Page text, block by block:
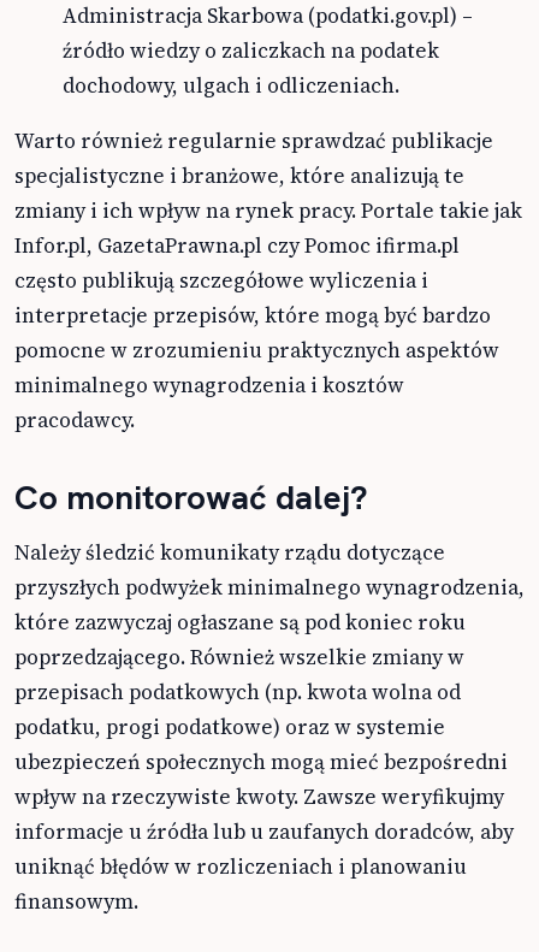
Administracja Skarbowa (podatki.gov.pl) –
źródło wiedzy o zaliczkach na podatek
dochodowy, ulgach i odliczeniach.
Warto również regularnie sprawdzać publikacje
specjalistyczne i branżowe, które analizują te
zmiany i ich wpływ na rynek pracy. Portale takie jak
Infor.pl, GazetaPrawna.pl czy Pomoc ifirma.pl
często publikują szczegółowe wyliczenia i
interpretacje przepisów, które mogą być bardzo
pomocne w zrozumieniu praktycznych aspektów
minimalnego wynagrodzenia i kosztów
pracodawcy.
Co monitorować dalej?
Należy śledzić komunikaty rządu dotyczące
przyszłych podwyżek minimalnego wynagrodzenia,
które zazwyczaj ogłaszane są pod koniec roku
poprzedzającego. Również wszelkie zmiany w
przepisach podatkowych (np. kwota wolna od
podatku, progi podatkowe) oraz w systemie
ubezpieczeń społecznych mogą mieć bezpośredni
wpływ na rzeczywiste kwoty. Zawsze weryfikujmy
informacje u źródła lub u zaufanych doradców, aby
uniknąć błędów w rozliczeniach i planowaniu
finansowym.